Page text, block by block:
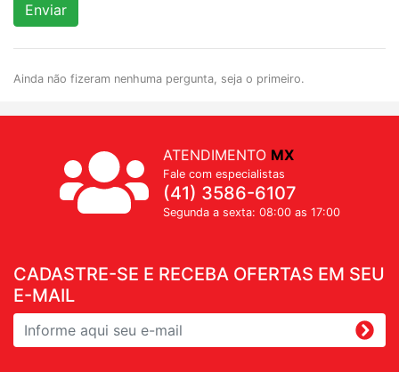
Enviar
Ainda não fizeram nenhuma pergunta, seja o primeiro.
CADASTRE-SE E RECEBA OFERTAS EM SEU
E-MAIL
ATENDIMENTO MX
Fale com especialistas
(41) 3586-6107
Segunda a sexta: 08:00 as 17:00